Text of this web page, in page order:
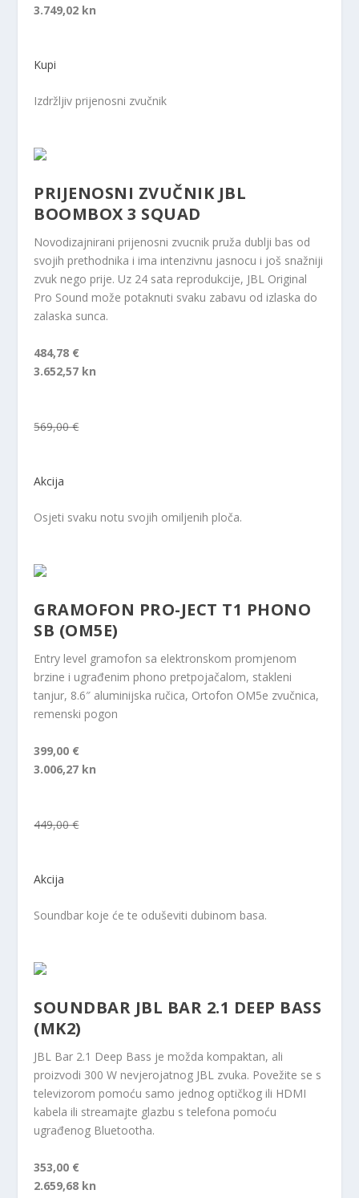
3.749,02 kn
Kupi
Izdržljiv prijenosni zvučnik
PRIJENOSNI ZVUČNIK JBL
BOOMBOX 3 SQUAD
Novodizajnirani prijenosni zvucnik pruža dublji bas od
svojih prethodnika i ima intenzivnu jasnocu i još snažniji
zvuk nego prije. Uz 24 sata reprodukcije, JBL Original
Pro Sound može potaknuti svaku zabavu od izlaska do
zalaska sunca.
484,78 €
3.652,57 kn
569,00 €
Akcija
Osjeti svaku notu svojih omiljenih ploča.
GRAMOFON PRO-JECT T1 PHONO
SB (OM5E)
Entry level gramofon sa elektronskom promjenom
brzine i ugrađenim phono pretpojačalom, stakleni
tanjur, 8.6″ aluminijska ručica, Ortofon OM5e zvučnica,
remenski pogon
399,00 €
3.006,27 kn
449,00 €
Akcija
Soundbar koje će te oduševiti dubinom basa.
SOUNDBAR JBL BAR 2.1 DEEP BASS
(MK2)
JBL Bar 2.1 Deep Bass je možda kompaktan, ali
proizvodi 300 W nevjerojatnog JBL zvuka. Povežite se s
televizorom pomoću samo jednog optičkog ili HDMI
kabela ili streamajte glazbu s telefona pomoću
ugrađenog Bluetootha.
353,00 €
2.659,68 kn